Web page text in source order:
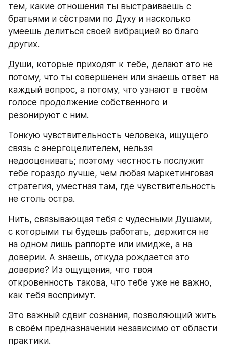
тем, какие отношения ты выстраиваешь с
братьями и сёстрами по Духу и насколько
умеешь делиться своей вибрацией во благо
других.
Души, которые приходят к тебе, делают это не
потому, что ты совершенен или знаешь ответ на
каждый вопрос, а потому, что узнают в твоём
голосе продолжение собственного и
резонируют с ним.
Тонкую чувствительность человека, ищущего
связь с энергоцелителем, нельзя
недооценивать; поэтому честность послужит
тебе гораздо лучше, чем любая маркетинговая
стратегия, уместная там, где чувствительность
не столь остра.
Нить, связывающая тебя с чудесными Душами,
с которыми ты будешь работать, держится не
на одном лишь раппорте или имидже, а на
доверии. А знаешь, откуда рождается это
доверие? Из ощущения, что твоя
откровенность такова, что тебе уже не важно,
как тебя воспримут.
Это важный сдвиг сознания, позволяющий жить
в своём предназначении независимо от области
практики.